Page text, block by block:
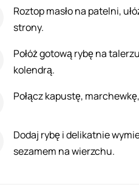
Roztop masło na patelni,
strony.
Połóż gotową rybę na
kolendrą.
Połącz kapustę,
Dodaj rybę i delikatnie
sezamem na wierzchu.